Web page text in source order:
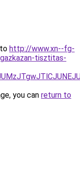
http://www.xn--fg-
tisztitas-
you can return to